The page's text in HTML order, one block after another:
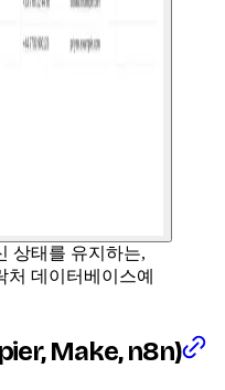
상태를 유지하는,
처 데이터베이스예
Make, n8n)